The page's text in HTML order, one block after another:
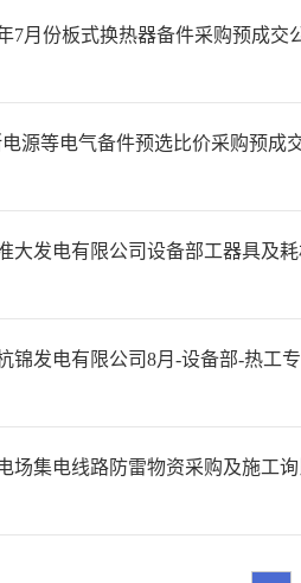
7月份板式换热器备件采购预成交
源等电气备件预选比价采购预成
大发电有限公司设备部工器具及
锦发电有限公司8月-设备部-热工
场集电线路防雷物资采购及施工